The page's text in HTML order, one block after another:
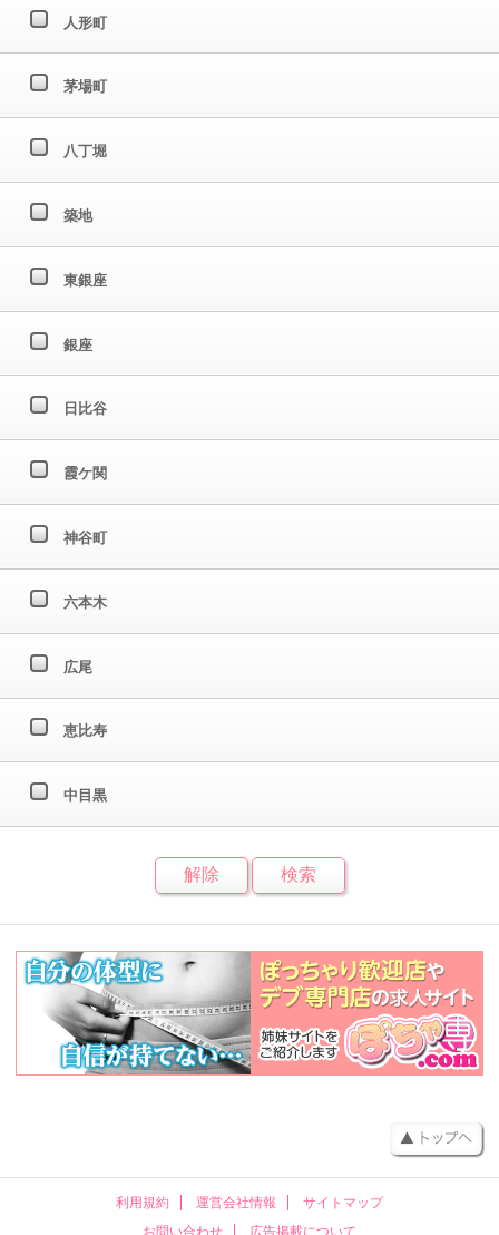
人形町
茅場町
八丁堀
築地
東銀座
銀座
日比谷
霞ケ関
神谷町
六本木
広尾
恵比寿
中目黒
利用規約 運営会社情報
サイトマップ
お問い合わせ
広告掲載について